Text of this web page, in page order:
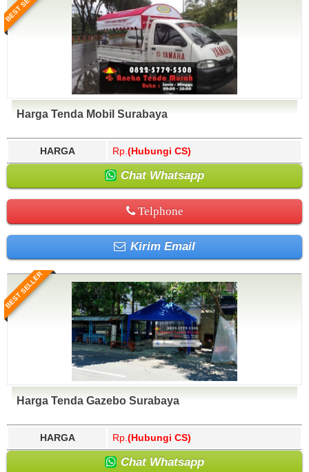
Harga Tenda Mobil Surabaya
HARGA Rp. (Hubungi CS)
Chat Whatsapp
Telphone
Kirim Email
BEST SELLER
Harga Tenda Gazebo Surabaya
HARGA Rp. (Hubungi CS)
Chat Whatsapp